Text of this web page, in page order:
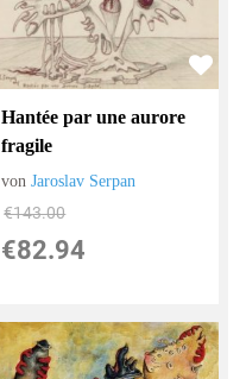
Hantée par une aurore
fragile
vonJaroslav Serpan
€143.00
€82.94